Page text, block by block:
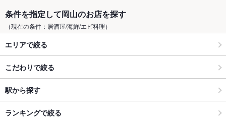
条件を指定して岡山のお店を探す
（現在の条件：居酒屋/海鮮/エビ料理）
エリアで絞る
こだわりで絞る
駅から探す
ランキングで絞る